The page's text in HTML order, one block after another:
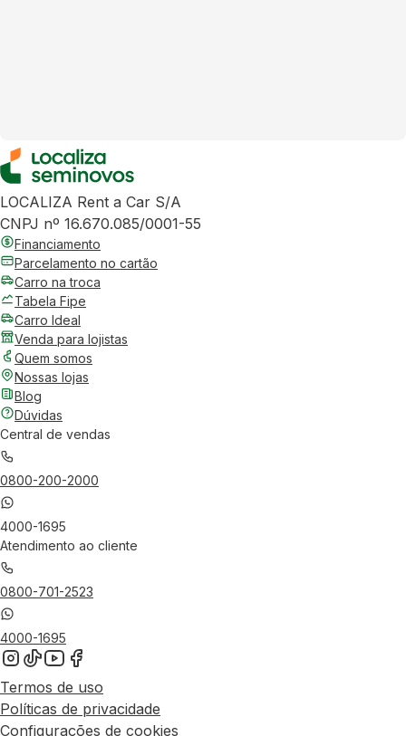
LOCALIZA Rent a Car S/A
CNPJ nº 16.670.085/0001-55
Financiamento
Parcelamento no cartão
Carro na troca
Tabela Fipe
Carro Ideal
Venda para lojistas
Quem somos
Nossas lojas
Blog
Dúvidas
Central de vendas
0800-200-2000
4000-1695
Atendimento ao cliente
0800-701-2523
4000-1695
Termos de uso
Políticas de privacidade
Configurações de cookies